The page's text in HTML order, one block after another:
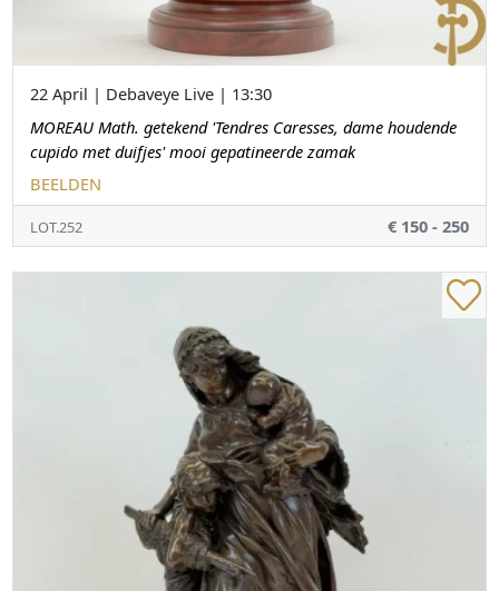
22 April | Debaveye Live | 13:30
MOREAU Math. getekend 'Tendres Caresses, dame houdende
cupido met duifjes' mooi gepatineerde zamak
BEELDEN
LOT.252 € 150 - 250